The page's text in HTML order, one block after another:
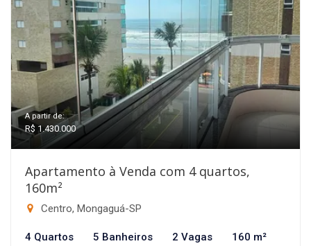
A partir de:
R$ 1.430.000
Apartamento à Venda com 4 quartos,
160m²
Centro, Mongaguá-SP
4 Quartos 5 Banheiros 2 Vagas 160 m²